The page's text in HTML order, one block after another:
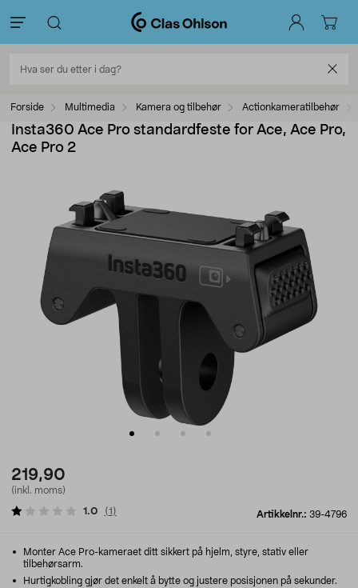
Forside Multimedia Kamera og tilbehør Actionkameratilbehør
Insta360 Ace Pro standardfeste for Ace, Ace Pro,
Ace Pro 2
219,90
(inkl. moms)
Artikkelnr.: 39-4796
1.0 (1 )
Monter Ace Pro-kameraet ditt sikkert på hjelm, styre, stativ eller
tilbehørsarm.
Hurtigkobling gjør det enkelt å bytte og justere posisjonen på sekunder.